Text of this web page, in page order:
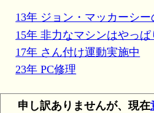
13年 ジョン・マッカーシー
15年 非力なマシンはやっ
17年 さん付け運動実施中
23年 PC修理
申し訳ありませんが、現在